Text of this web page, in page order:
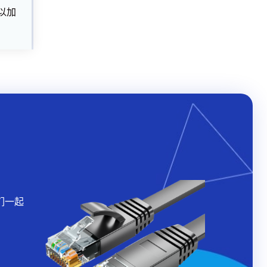
加
一起